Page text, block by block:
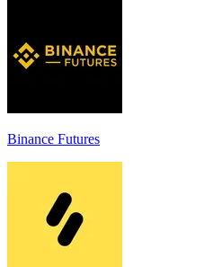
Binance Futures